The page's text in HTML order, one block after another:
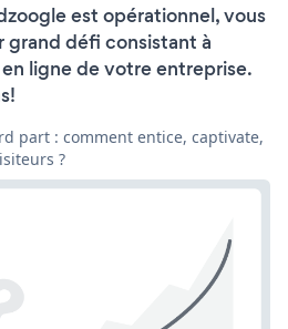
est opérationnel, vous
grand défi consistant à
ligne de votre entreprise.
part : comment entice, captivate,
?